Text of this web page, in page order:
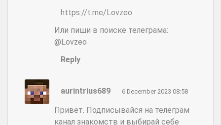
https://t.me/Lovzeo
Или пиши в поиске телеграма:
@Lovzeo
Reply
aurintrius689 6 December 2023 08:58
Привет. Подписывайся на телеграм
канал знакомств и выбирай себе